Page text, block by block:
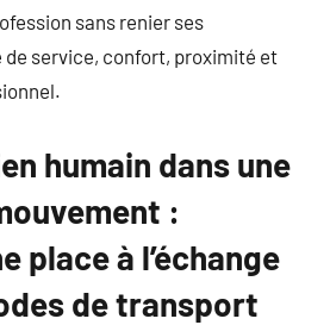
sans renier ses
service, confort, proximité et
humain dans une
:
place à l’échange
de transport